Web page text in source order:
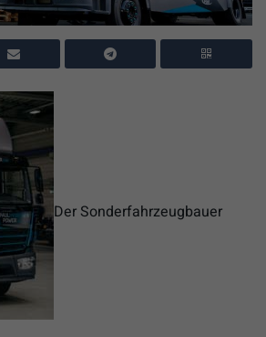
Der Sonderfahrzeugbauer